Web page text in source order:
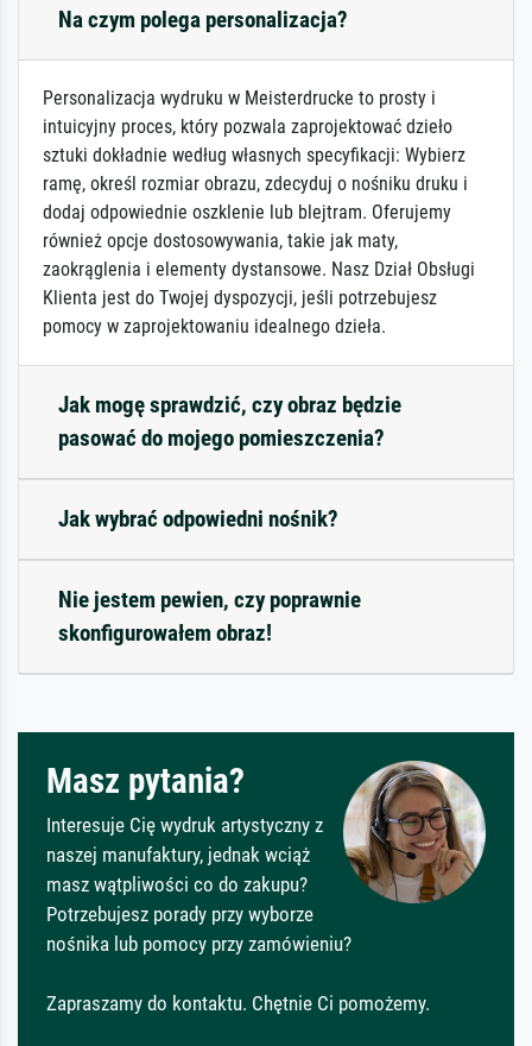
Na czym polega personalizacja?
Personalizacja wydruku w Meisterdrucke to prosty i
intuicyjny proces, który pozwala zaprojektować dzieło
sztuki dokładnie według własnych specyfikacji: Wybierz
ramę, określ rozmiar obrazu, zdecyduj o nośniku druku i
dodaj odpowiednie oszklenie lub blejtram. Oferujemy
również opcje dostosowywania, takie jak maty,
zaokrąglenia i elementy dystansowe. Nasz Dział Obsługi
Klienta jest do Twojej dyspozycji, jeśli potrzebujesz
pomocy w zaprojektowaniu idealnego dzieła.
Jak mogę sprawdzić, czy obraz będzie
pasować do mojego pomieszczenia?
Jak wybrać odpowiedni nośnik?
Nie jestem pewien, czy poprawnie
skonfigurowałem obraz!
Masz pytania?
Interesuje Cię wydruk artystyczny z
naszej manufaktury, jednak wciąż
masz wątpliwości co do zakupu?
Potrzebujesz porady przy wyborze
nośnika lub pomocy przy zamówieniu?
Zapraszamy do kontaktu. Chętnie Ci pomożemy.